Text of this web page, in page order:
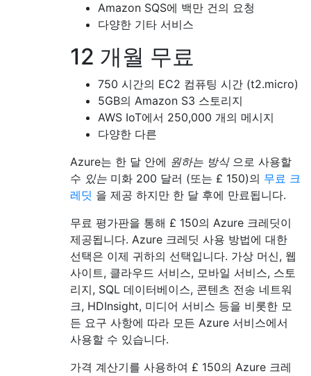
Amazon SQS에 백만 건의 요청
다양한 기타 서비스
12 개월 무료
750 시간의 EC2 컴퓨팅 시간 (t2.micro)
5GB의 Amazon S3 스토리지
AWS IoT에서 250,000 개의 메시지
다양한 다른
Azure는 한 달 안에 원하는 방식으로 사용할
수 있는 미화 200 달러 (또는 £ 150)의 무료 크
레딧 을 제공 하지만 한 달 후에 만료됩니다.
무료 평가판을 통해 £ 150의 Azure 크레딧이
제공됩니다. Azure 크레딧 사용 방법에 대한
선택은 이제 귀하의 선택입니다. 가상 머신, 웹
사이트, 클라우드 서비스, 모바일 서비스, 스토
리지, SQL 데이터베이스, 콘텐츠 전송 네트워
크, HDInsight, 미디어 서비스 등을 비롯한 모
든 요구 사항에 따라 모든 Azure 서비스에서
사용할 수 있습니다.
가격 계산기를 사용하여 £ 150의 Azure 크레